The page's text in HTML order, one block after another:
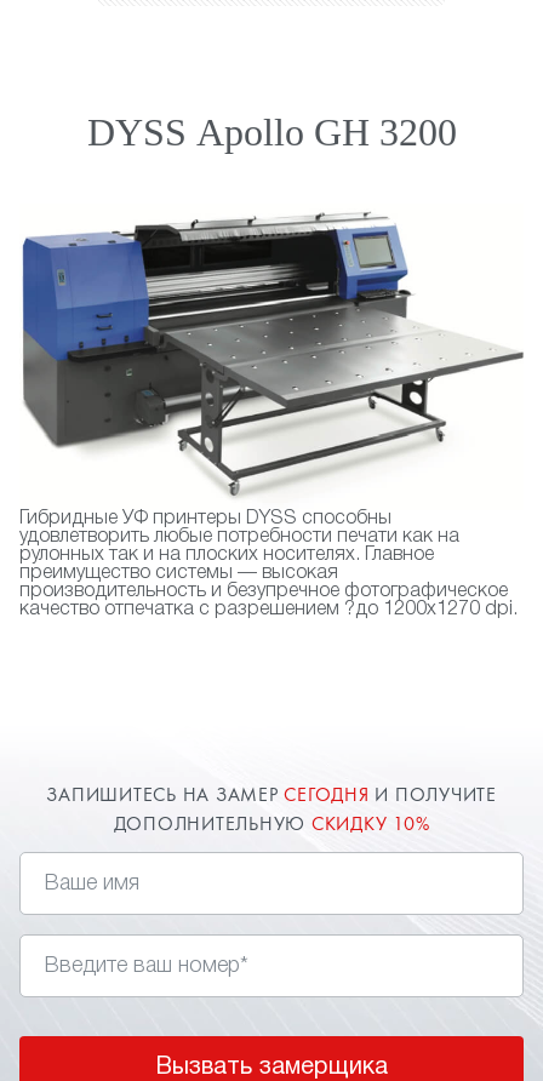
DYSS Apollo GH 3200
Гибридные УФ принтеры DYSS способны
удовлетворить любые потребности печати как на
рулонных так и на плоских носителях. Главное
преимущество системы — высокая
производительность и безупречное фотографическое
качество отпечатка с разрешением ?до 1200х1270 dpi.
ЗАПИШИТЕСЬ НА ЗАМЕРСЕГОДНЯ И ПОЛУЧИТЕ
ДОПОЛНИТЕЛЬНУЮ СКИДКУ 10%
Вызвать замерщика